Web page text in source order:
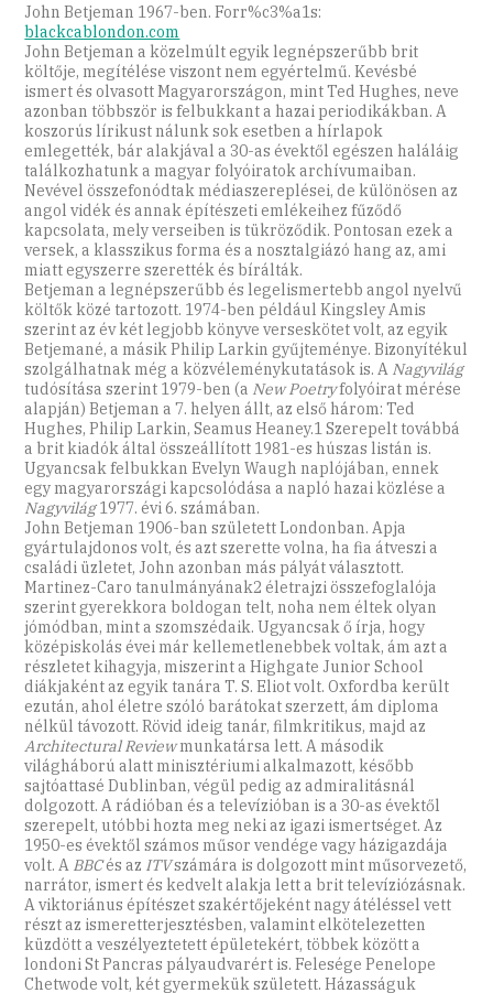
John Betjeman 1967-ben. Forr%c3%a1s:
blackcablondon.com
John Betjeman a közelmúlt egyik legnépszerűbb brit
költője, megítélése viszont nem egyértelmű. Kevésbé
ismert és olvasott Magyarországon, mint Ted Hughes, neve
azonban többször is felbukkant a hazai periodikákban. A
koszorús lírikust nálunk sok esetben a hírlapok
emlegették, bár alakjával a 30-as évektől egészen haláláig
találkozhatunk a magyar folyóiratok archívumaiban.
Nevével összefonódtak médiaszereplései, de különösen az
angol vidék és annak építészeti emlékeihez fűződő
kapcsolata, mely verseiben is tükröződik. Pontosan ezek a
versek, a klasszikus forma és a nosztalgiázó hang az, ami
miatt egyszerre szerették és bírálták.
Betjeman a legnépszerűbb és legelismertebb angol nyelvű
költők közé tartozott. 1974-ben például Kingsley Amis
szerint az év két legjobb könyve verseskötet volt, az egyik
Betjemané, a másik Philip Larkin gyűjteménye. Bizonyítékul
szolgálhatnak még a közvéleménykutatások is. A Nagyvilág
tudósítása szerint 1979-ben (a New Poetryfolyóirat mérése
alapján) Betjeman a 7. helyen állt, az első három: Ted
Hughes, Philip ­Larkin, Seamus Heaney.1 Szerepelt továbbá
a brit kiadók által összeállított 1981-es húszas listán is.
Ugyancsak felbukkan Evelyn Waugh naplójában, ennek
egy magyarországi kapcsolódása a napló hazai közlése a
Nagyvilág1977. évi 6. számában.
John Betjeman 1906-ban született Londonban. Apja
gyártulajdonos volt, és azt szerette volna, ha fia átveszi a
családi üzletet, John azonban más pályát választott.
Martinez-Caro tanulmányának2 életrajzi összefoglalója
szerint gyerekkora boldogan telt, noha nem éltek olyan
jómódban, mint a szomszédaik. Ugyancsak ő írja, hogy
középiskolás évei már kellemetlenebbek voltak, ám azt a
részletet kihagyja, miszerint a Highgate Junior School
diákjaként az egyik tanára T. S. Eliot volt. Oxfordba került
ezután, ahol életre szóló barátokat szerzett, ám diploma
nélkül távozott. Rövid ideig tanár, filmkritikus, majd az ­
Architectural Reviewmunkatársa lett. A második
világháború alatt minisztériumi alkalmazott, később
sajtóattasé Dublinban, végül pedig az admiralitásnál
dolgozott. A rádióban és a televízióban is a 30-as évektől
szerepelt, utóbbi hozta meg neki az igazi ismertséget. Az
1950-es évektől számos műsor vendége vagy házigazdája
volt. A BBCés az ITVszámára is dolgozott mint műsorvezető,
narrátor, ismert és kedvelt alakja lett a brit televíziózásnak.
A viktoriánus építészet szakértőjeként nagy átéléssel vett
részt az ismeretterjesztésben, valamint elkötelezetten
küzdött a veszélyeztetett épületekért, többek között a
londoni St Pancras pályaudvarért is. Felesége Penelope
Chetwode volt, két gyermekük született. Házasságuk